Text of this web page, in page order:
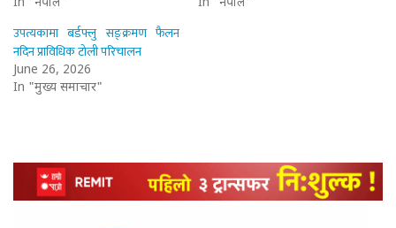
उपत्यकामा बर्डफ्लु सङ्क्रमण फैलन
नदिन प्राविधिक टोली परिचालन
June 26, 2026
In "मुख्य समाचार"